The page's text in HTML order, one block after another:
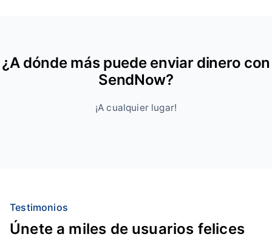
¿A dónde más puede enviar dinero con
SendNow?
¡A cualquier lugar!
Testimonios
Únete a miles de usuarios felices